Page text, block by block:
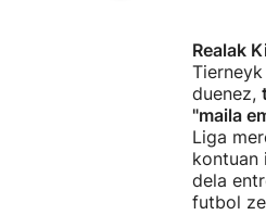
Realak
Tierneyk
duenez,
"maila
Liga
kontuan
dela
futbol